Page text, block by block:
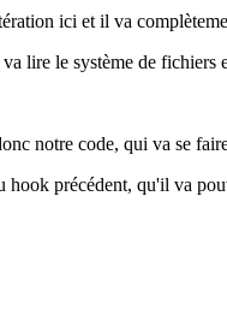
ici et il va
lire le système de fichiers
notre code, qui va se
hook précédent, qu'il va